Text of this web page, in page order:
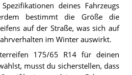
deines Fahrzeugs
bestimmt die Größe die
auf der Straße, was sich auf
im Winter auswirkt.
175/65 R14 für deinen
musst du sicherstellen, dass